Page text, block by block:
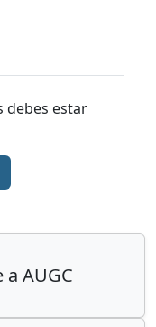
debes estar
AUGC